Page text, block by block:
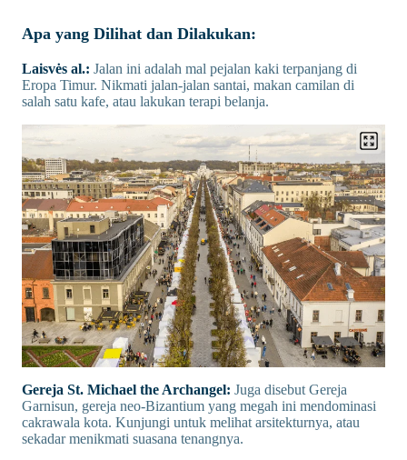
Apa yang Dilihat dan Dilakukan:
Laisvės al.: Jalan ini adalah mal pejalan kaki terpanjang di
Eropa Timur. Nikmati jalan-jalan santai, makan camilan di
salah satu kafe, atau lakukan terapi belanja.
Gereja St. Michael the Archangel: Juga disebut Gereja
Garnisun, gereja neo-Bizantium yang megah ini mendominasi
cakrawala kota. Kunjungi untuk melihat arsitekturnya, atau
sekadar menikmati suasana tenangnya.